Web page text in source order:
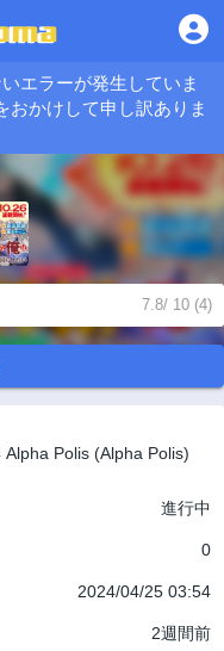
エラーが発生していま
おかけして申し訳ありま
7.8/ 10 (4)
Alpha Polis (Alpha Polis)
進行中
0
2024/04/25 03:54
2週間前